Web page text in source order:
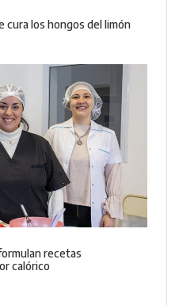
cura los hongos del limón
recetas
calórico